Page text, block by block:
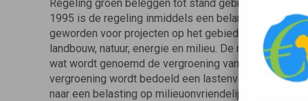
Regeling groen beleggen tot stand gebracht. Na een
1995 is de regeling inmiddels een belangrijk
geworden voor projecten op het gebied van bos,
landbouw, natuur, energie en milieu. De regeling is
wat wordt genoemd de vergroening van het fiscale
vergroening wordt bedoeld een lastenverschuiving
naar een belasting op milieuonvriendelijk gedrag,